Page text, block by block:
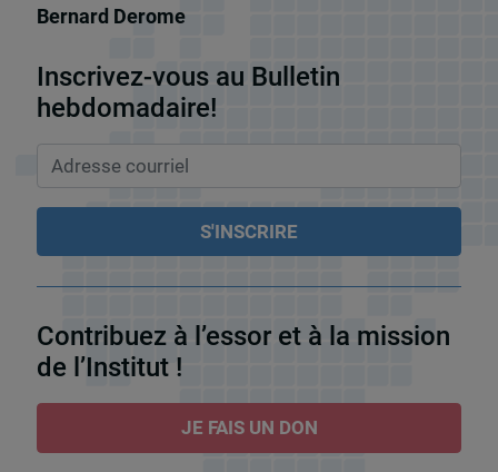
Bernard Derome
Inscrivez-vous au Bulletin
hebdomadaire!
Contribuez à l’essor et à la mission
de l’Institut !
JE FAIS UN DON